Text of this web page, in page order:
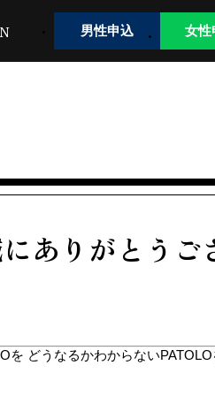
男性申込 女性
ありがとうご
を どうなるかわからないPATOLO